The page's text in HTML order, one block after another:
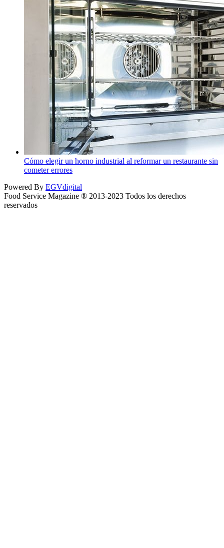
Cómo elegir un horno industrial al reformar un restaurante sin
cometer errores
Powered By EGVdigital
Food Service Magazine ® 2013-2023 Todos los derechos
reservados